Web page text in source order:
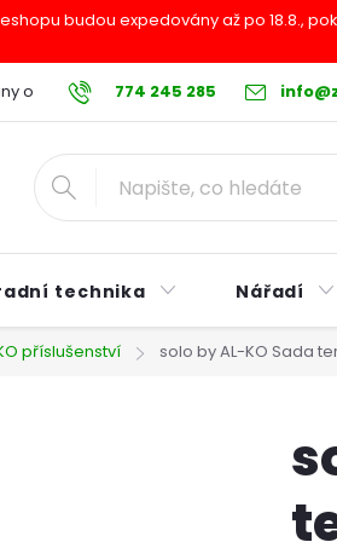
budou expedovány až po 18.8.,
774 245 285
osobních údajů Reklamační řád
technika Nářadí
příslušenství solo by AL-KO Sada